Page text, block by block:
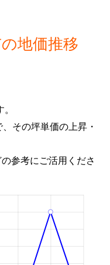
地価推移
その坪単価の上昇・
参考にご活用くださ